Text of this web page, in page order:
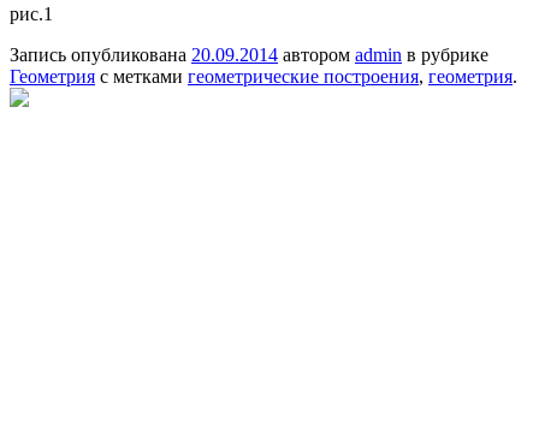
рис.1
Запись опубликована 20.09.2014 автором admin в рубрике
Геометрия с метками геометрические построения, геометрия.